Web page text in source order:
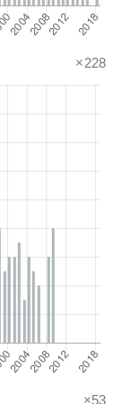
×228
×53